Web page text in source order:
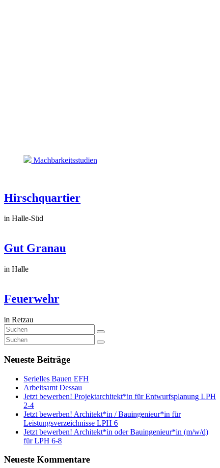
Machbarkeitsstudien
Hirschquartier
in Halle-Süd
Gut Granau
in Halle
Feuerwehr
in Retzau
Neueste Beiträge
Serielles Bauen EFH
Arbeitsamt Dessau
Jetzt bewerben! Projektarchitekt*in für Entwurfsplanung LPH
2-4
Jetzt bewerben! Architekt*in / Bauingenieur*in für
Leistungsverzeichnisse LPH 6
Jetzt bewerben! Architekt*in oder Bauingenieur*in (m/w/d)
für LPH 6-8
Neueste Kommentare